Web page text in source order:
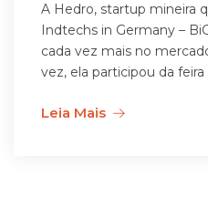
A Hedro, startup mineira
Indtechs in Germany –
cada vez mais no
vez, ela participou da feira
Leia Mais